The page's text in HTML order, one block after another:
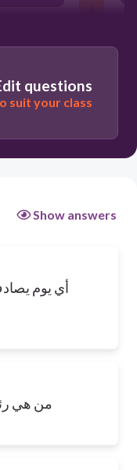
questions
suit your class
Show answers
أي يوم
من هي